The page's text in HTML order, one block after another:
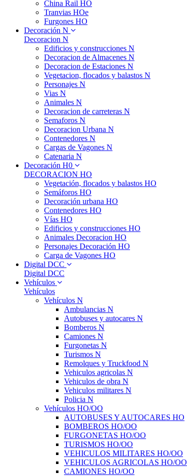
China Rail HO
Tranvias HOe
Furgones HO
Decoración N
Decoracion N
Edificios y construcciones N
Decoracion de Almacenes N
Decoracion de Estaciones N
Vegetacion, flocados y balastos N
Personajes N
Vias N
Animales N
Decoracion de carreteras N
Semaforos N
Decoracion Urbana N
Contenedores N
Cargas de Vagones N
Catenaria N
Decoración H0
DECORACION HO
Vegetación, flocados y balastos HO
Semáforos HO
Decoración urbana HO
Contenedores HO
Vías HO
Edificios y construcciones HO
Animales Decoracion HO
Personajes Decoración HO
Carga de Vagones HO
Digital DCC
Digital DCC
Vehículos
Vehículos
Vehículos N
Ambulancias N
Autobuses y autocares N
Bomberos N
Camiones N
Furgonetas N
Turismos N
Remolques y Truckfood N
Vehiculos agricolas N
Vehiculos de obra N
Vehiculos militares N
Policia N
Vehículos HO/OO
AUTOBUSES Y AUTOCARES HO
BOMBEROS HO/OO
FURGONETAS HO/OO
TURISMOS HO/OO
VEHICULOS MILITARES HO/OO
VEHICULOS AGRICOLAS HO/OO
CAMIONES HO/OO